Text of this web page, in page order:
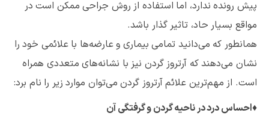
پیش رونده ندارد، اما استفاده از روش جراحی ممکن است در
مواقع بسیار حاد، تاثیر گذار باشد.
همانطور که می‌دانید تمامی بیماری و عارضه‌ها با علائمی خود را
نشان می‌دهند که آرتروز گردن نیز با نشانه‌های متعددی همراه
است. از مهم‌ترین علائم آرتروز گردن می‌توان موارد زیر را نام برد:
♦احساس درد در ناحیه گردن و گرفتگی آن